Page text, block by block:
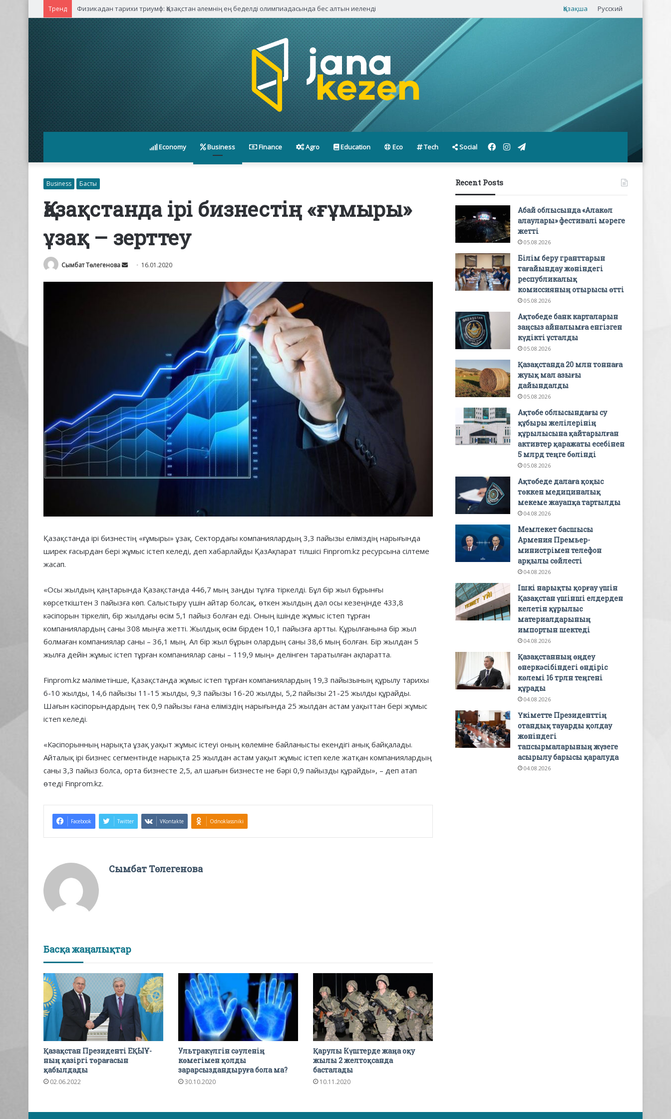
Тренд Физикадан тарихи триумф: Қазақстан әлемнің ең беделді олимпиадасында бес алтын иеленді Қазақша Русский
Economy Business Finance Agro Education Eco Tech Social Telegram
Instagram
Facebook
Business Басты
Қазақстанда ірі бизнестің «ғұмыры»
ұзақ – зерттеу
Сымбат Төлегенова
Send 16.01.2020
Қазақстанда ірі бизнестің «ғұмыры» ұзақ. Сектордағы компаниялардың 3,3 пайызы еліміздің нарығында
ширек ғасырдан бері жұмыс істеп келеді, деп хабарлайды ҚазАқпарат тілшісі Finprom.kz ресурсына сілтеме
жасап.
«Осы жылдың қаңтарында Қазақстанда 446,7 мың заңды тұлға тіркелді. Бұл бір жыл бұрынғы
көрсеткіштен 3 пайызға көп. Салыстыру үшін айтар болсақ, өткен жылдың дәл осы кезеңінде 433,8
кәсіпорын тіркеліп, бір жылдағы өсім 5,1 пайыз болған еді. Оның ішінде жұмыс істеп тұрған
компаниялардың саны 308 мыңға жетті. Жылдық өсім бірден 10,1 пайызға артты. Құрылғанына бір жыл
болмаған компаниялар саны – 36,1 мың. Ал бір жыл бұрын олардың саны 38,6 мың болған. Бір жылдан 5
жылға дейін жұмыс істеп тұрған компаниялар саны – 119,9 мың» делінген таратылған ақпаратта.
Finprom.kz мәліметінше, Қазақстанда жұмыс істеп тұрған компаниялардың 19,3 пайызының құрылу тарихы
6-10 жылды, 14,6 пайызы 11-15 жылды, 9,3 пайызы 16-20 жылды, 5,2 пайызы 21-25 жылды құрайды.
Шағын кәсіпорындардың тек 0,9 пайызы ғана еліміздің нарығында 25 жылдан астам уақыттан бері жұмыс
істеп келеді.
«Кәсіпорынның нарықта ұзақ уақыт жұмыс істеуі оның көлеміне байланысты екендігі анық байқалады.
Айталық ірі бизнес сегментінде нарықта 25 жылдан астам уақыт жұмыс істеп келе жатқан компаниялардың
саны 3,3 пайыз болса, орта бизнесте 2,5, ал шағын бизнесте не бәрі 0,9 пайызды құрайды», – деп атап
өтеді Finprom.kz.
Facebook Twitter VKontakte Odnoklassniki
Сымбат Төлегенова
Басқа жаңалықтар
Қазақстан Президенті ЕҚЫҰ-
ның қазіргі төрағасын
қабылдады
02.06.2022
Ультракүлгін сәуленің
көмегімен қолды
зарарсыздандыруға бола ма?
30.10.2020
Қарулы Күштерде жаңа оқу
жылы 2 желтоқсанда
басталады
10.11.2020
Recent Posts
Абай облысында «Алакөл
алаулары» фестивалі мәреге
жетті
05.08.2026
Білім беру гранттарын
тағайындау жөніндегі
республикалық
комиссияның отырысы өтті
05.08.2026
Ақтөбеде банк карталарын
заңсыз айналымға енгізген
күдікті ұсталды
05.08.2026
Қазақстанда 20 млн тоннаға
жуық мал азығы
дайындалды
05.08.2026
Ақтөбе облысындағы су
құбыры желілерінің
құрылысына қайтарылған
активтер қаражаты есебінен
5 млрд теңге бөлінді
05.08.2026
Ақтөбеде далаға қоқыс
төккен медициналық
мекеме жауапқа тартылды
04.08.2026
Мемлекет басшысы
Армения Премьер-
министрімен телефон
арқылы сөйлесті
04.08.2026
Ішкі нарықты қорғау үшін
Қазақстан үшінші елдерден
келетін құрылыс
материалдарының
импортын шектеді
04.08.2026
Қазақстанның өңдеу
өнеркәсібіндегі өндіріс
көлемі 16 трлн теңгені
құрады
04.08.2026
Үкіметте Президенттің
отандық тауарды қолдау
жөніндегі
тапсырмаларының жүзеге
асырылу барысы қаралуда
04.08.2026